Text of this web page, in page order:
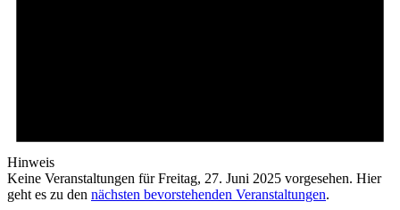
Hinweis
Keine Veranstaltungen für Freitag, 27. Juni 2025 vorgesehen. Hier
geht es zu den nächsten bevorstehenden Veranstaltungen.